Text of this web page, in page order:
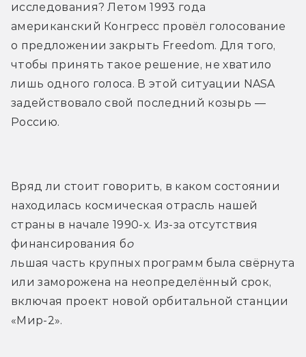
исследования? Летом 1993 года
американский Конгресс провёл голосование
о предложении закрыть Freedom. Для того,
чтобы принять такое решение, не хватило
лишь одного голоса. В этой ситуации NASA
задействовало свой последний козырь —
Россию.
Вряд ли стоит говорить, в каком состоянии
находилась космическая отрасль нашей
страны в начале 1990-х. Из-за отсутствия
финансирования бо
льшая часть крупных программ была свёрнута
или заморожена на неопределённый срок,
включая проект новой орбитальной станции
«Мир-2».